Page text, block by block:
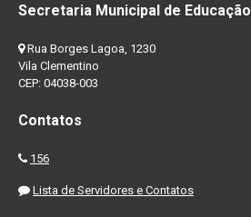
Secretaria Municipal de Educação
Rua Borges Lagoa, 1230
Vila Clementino
CEP: 04038-003
Contatos
156
Lista de Servidores e Contatos